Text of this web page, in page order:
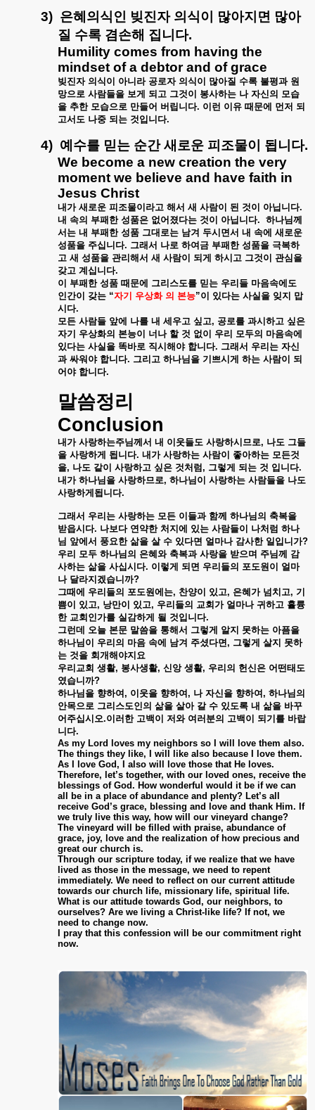
3) 은혜의식인 빚진자 의식이 많아지면 많아
질 수록 겸손해 집니다.
Humility comes from having the
mindset of a debtor and of grace
빚진자 의식이 아니라 공로자 의식이 많아질 수록 불평과 원
망으로 사람들을 보게 되고 그것이 봉사하는 나 자신의 모습
을 추한 모습으로 만들어 버립니다. 이런 이유 때문에 먼저 되
고서도 나중 되는 것입니다.
4) 예수를 믿는 순간 새로운 피조물이 됩니다.
We become a new creation the very
moment we believe and have faith in
Jesus Christ
내가 새로운 피조물이라고 해서 새 사람이 된 것이 아닙니다.
내 속의 부패한 성품은 없어졌다는 것이 아닙니다. 하나님께
서는 내 부패한 성품 그대로는 남겨 두시면서 내 속에 새로운
성품을 주십니다. 그래서 나로 하여금 부패한 성품을 극복하
고 새 성품을 관리해서 새 사람이 되게 하시고 그것이 관심을
갖고 계십니다.
이 부패한 성품 때문에 그리스도를 믿는 우리들 마음속에도
인간이 갖는 “자기 우상화 의 본능”이 있다는 사실을 잊지 맙
시다.
모든 사람들 앞에 나를 내 세우고 싶고, 공로를 과시하고 싶은
자기 우상화의 본능이 너나 할 것 없이 우리 모두의 마음속에
있다는 사실을 똑바로 직시해야 합니다. 그래서 우리는 자신
과 싸워야 합니다. 그리고 하나님을 기쁘시게 하는 사람이 되
어야 합니다.
말씀정리
Conclusion
내가 사랑하는주님께서 내 이웃들도 사랑하시므로, 나도 그들
을 사랑하게 됩니다. 내가 사랑하는 사람이 좋아하는 모든것
을, 나도 같이 사랑하고 싶은 것처럼, 그렇게 되는 것 입니다.
내가 하나님을 사랑하므로, 하나님이 사랑하는 사람들을 나도
사랑하게됩니다.
그래서 우리는 사랑하는 모든 이들과 함께 하나님의 축복을
받읍시다. 나보다 연약한 처지에 있는 사람들이 나처럼 하나
님 앞에서 풍요한 삶을 살 수 있다면 얼마나 감사한 일입니가?
우리 모두 하나님의 은혜와 축복과 사랑을 받으며 주님께 감
사하는 삶을 사십시다. 이렇게 되면 우리들의 포도원이 얼마
나 달라지겠습니까?
그때에 우리들의 포도원에는, 찬양이 있고, 은혜가 넘치고, 기
쁨이 있고, 낭만이 있고, 우리들의 교회가 얼마나 귀하고 휼륭
한 교회인가를 실감하게 될 것입니다.
그런데 오늘 본문 말씀을 통해서 그렇게 알지 못하는 아픔을
하나님이 우리의 마음 속에 남겨 주셨다면, 그렇게 살지 못하
는 것을 회개해야지요
우리교회 생활, 봉사생활, 신앙 생활, 우리의 헌신은 어떤태도
였습니까?
하나님을 향하여, 이웃을 향하여, 나 자신을 향하여, 하나님의
안목으로 그리스도인의 삶을 살아 갈 수 있도록 내 삶을 바꾸
어주십시오.이러한 고백이 저와 여러분의 고백이 되기를 바랍
니다.
As my Lord loves my neighbors so I will love them also.
The things they like, I will like also because I love them.
As I love God, I also will love those that He loves.
Therefore, let’s together, with our loved ones, receive the
blessings of God. How wonderful would it be if we can
all be in a place of abundance and plenty? Let’s all
receive God’s grace, blessing and love and thank Him. If
we truly live this way, how will our vineyard change?
The vineyard will be filled with praise, abundance of
grace, joy, love and the realization of how precious and
great our church is.
Through our scripture today, if we realize that we have
lived as those in the message, we need to repent
immediately. We need to reflect on our current attitude
towards our church life, missionary life, spiritual life.
What is our attitude towards God, our neighbors, to
ourselves? Are we living a Christ-like life? If not, we
need to change now.
I pray that this confession will be our commitment right
now.